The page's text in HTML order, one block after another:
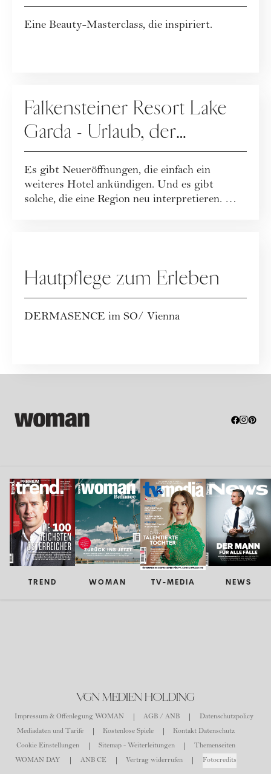
Eine Beauty-Masterclass, die inspiriert.
Falkensteiner Resort Lake
Garda - Urlaub, der
Leichtigkeit neu definiert
Es gibt Neueröffnungen, die einfach ein
weiteres Hotel ankündigen. Und es gibt
solche, die eine Region neu interpretieren. Mit
Hautpflege zum Erleben
DERMASENCE im SO/ Vienna
TREND WOMAN TV-MEDIA NEWS
VGN MEDIEN HOLDING
Impressum & Offenlegung WOMAN AGB / ANB
Datenschutzpolicy
Mediadaten und Tarife
Kostenlose Spiele
Kontakt Datenschutz
Cookie Einstellungen
Sitemap - Weiterleitungen
Themenseiten
WOMAN DAY
ANB CE Vertrag widerrufen Fotocredits